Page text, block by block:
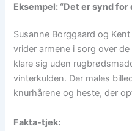
Eksempel: “Det er synd
Susanne Borggaard og
vrider armene i sorg over
klare sig uden
vinterkulden. Der males
knurhårene og heste, der
Fakta-tjek: